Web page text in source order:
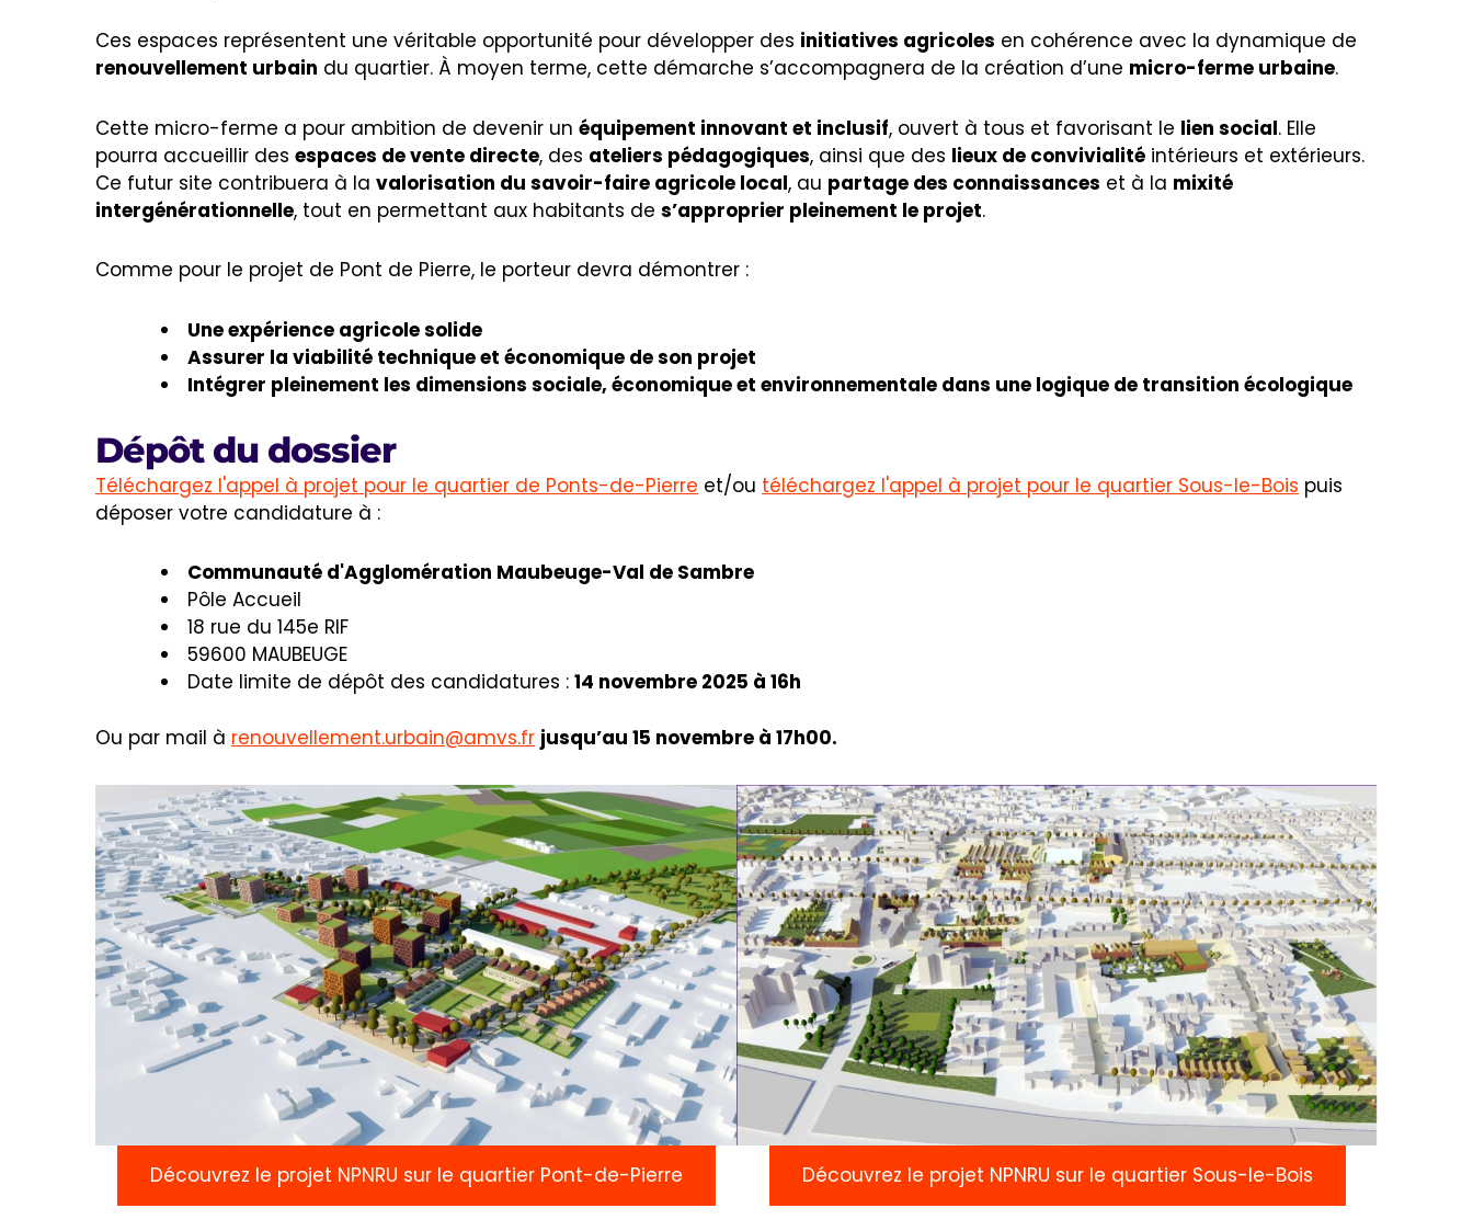
Ces espaces représentent une véritable opportunité pour développer des initiatives agricoles en cohérence avec la dynamique de
renouvellement urbain du quartier. À moyen terme, cette démarche s’accompagnera de la création d’une micro-ferme urbaine.
Cette micro-ferme a pour ambition de devenir un équipement innovant et inclusif, ouvert à tous et favorisant le lien social. Elle
pourra accueillir des espaces de vente directe, des ateliers pédagogiques, ainsi que des lieux de convivialité intérieurs et extérieurs.
Ce futur site contribuera à la valorisation du savoir-faire agricole local, au partage des connaissances et à la mixité
intergénérationnelle, tout en permettant aux habitants de s’approprier pleinement le projet.
Comme pour le projet de Pont de Pierre, le porteur devra démontrer :
Une expérience agricole solide
Assurer la viabilité technique et économique de son projet
Intégrer pleinement les dimensions sociale, économique et environnementale dans une logique de transition écologique
Dépôt du dossier
Téléchargez l'appel à projet pour le quartier de Ponts-de-Pierre et/ou téléchargez l'appel à projet pour le quartier Sous-le-Bois puis
déposer votre candidature à :
Communauté d'Agglomération Maubeuge-Val de Sambre
Pôle Accueil
18 rue du 145e RIF
59600 MAUBEUGE
Date limite de dépôt des candidatures : 14 novembre 2025 à 16h
Ou par mail à renouvellement.urbain@amvs.fr jusqu’au 15 novembre à 17h00.
Découvrez le projet NPNRU sur le quartier Pont-de-Pierre Découvrez le projet NPNRU sur le quartier Sous-le-Bois